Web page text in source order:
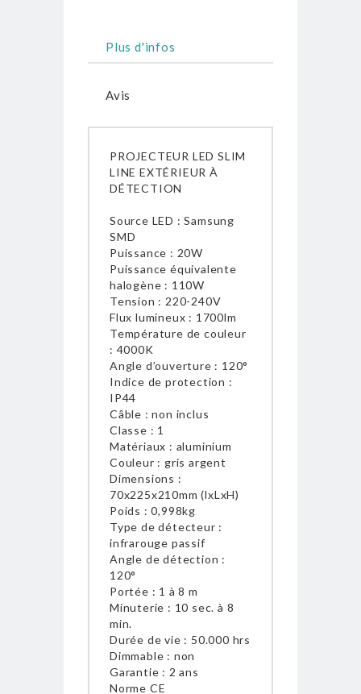
Plus d'infos
Avis
PROJECTEUR LED SLIM
LINE EXTÉRIEUR À
DÉTECTION
Source LED : Samsung
SMD
Puissance : 20W
Puissance équivalente
halogène : 110W
Tension : 220-240V
Flux lumineux : 1700lm
Température de couleur
: 4000K
Angle d’ouverture : 120°
Indice de protection :
IP44
Câble : non inclus
Classe : 1
Matériaux : aluminium
Couleur : gris argent
Dimensions :
70x225x210mm (lxLxH)
Poids : 0,998kg
Type de détecteur :
infrarouge passif
Angle de détection :
120°
Portée : 1 à 8 m
Minuterie : 10 sec. à 8
min.
Durée de vie : 50.000 hrs
Dimmable : non
Garantie : 2 ans
Norme CE